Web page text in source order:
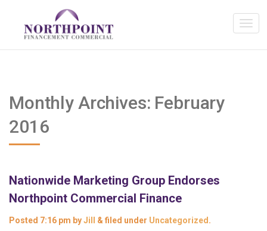
Monthly Archives: February
2016
Nationwide Marketing Group Endorses
Northpoint Commercial Finance
Posted 7:16 pm byJill & filed under Uncategorized .